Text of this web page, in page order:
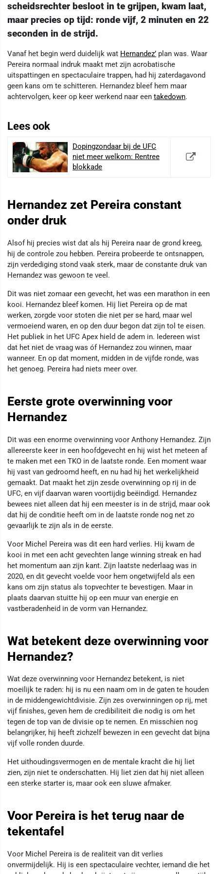
scheidsrechter besloot in te grijpen, kwam laat,
maar precies op tijd: ronde vijf, 2 minuten en 22
seconden in de strijd.
Vanaf het begin werd duidelijk wat Hernandez’ plan was. Waar
Pereira normaal indruk maakt met zijn acrobatische
uitspattingen en spectaculaire trappen, had hij zaterdagavond
geen kans om te schitteren. Hernandez bleef hem maar
achtervolgen, keer op keer werkend naar een takedown.
Lees ook
Dopingzondaar bij de UFC
niet meer welkom: Rentree
blokkade
Hernandez zet Pereira constant
onder druk
Alsof hij precies wist dat als hij Pereira naar de grond kreeg,
hij de controle zou hebben. Pereira probeerde te ontsnappen,
zijn verdediging stond vaak sterk, maar de constante druk van
Hernandez was gewoon te veel.
Dit was niet zomaar een gevecht, het was een marathon in een
kooi. Hernandez bleef komen. Hij liet Pereira op de mat
werken, zorgde voor stoten die niet per se hard, maar wel
vermoeiend waren, en op den duur begon dat zijn tol te eisen.
Het publiek in het UFC Apex hield de adem in. Iedereen wist
dat het niet de vraag was óf Hernandez zou winnen, maar
wanneer. En op dat moment, midden in de vijfde ronde, was
het genoeg. Pereira had niets meer over.
Eerste grote overwinning voor
Hernandez
Dit was een enorme overwinning voor Anthony Hernandez. Zijn
allereerste keer in een hoofdgevecht en hij wist het meteen af
te maken met een TKO in de laatste ronde. Een moment waar
hij vast van gedroomd heeft, en nu had hij het werkelijkheid
gemaakt. Dat maakt het zijn zesde overwinning op rij in de
UFC, en vijf daarvan waren voortijdig beëindigd. Hernandez
bewees niet alleen dat hij een meester is in de strijd, maar ook
dat hij de conditie heeft om in de laatste ronde nog net zo
gevaarlijk te zijn als in de eerste.
Voor Michel Pereira was dit een hard verlies. Hij kwam de
kooi in met een acht gevechten lange winning streak en had
het momentum aan zijn kant. Zijn laatste nederlaag was in
2020, en dit gevecht voelde voor hem ongetwijfeld als een
kans om zijn status als topvechter te bevestigen. Maar in
plaats daarvan stuitte hij op een muur van energie en
vastberadenheid in de vorm van Hernandez.
Wat betekent deze overwinning voor
Hernandez?
Wat deze overwinning voor Hernandez betekent, is niet
moeilijk te raden: hij is nu een naam om in de gaten te houden
in de middengewichtdivisie. Zijn zes overwinningen op rij, met
vijf finishes, geven hem de credibiliteit die nodig is om het
tegen de top van de divisie op te nemen. En misschien nog
belangrijker, hij heeft zichzelf bewezen in een gevecht dat bijna
vijf volle ronden duurde.
Het uithoudingsvermogen en de mentale kracht die hij liet
zien, zijn niet te onderschatten. Hij liet zien dat hij niet alleen
een sterke starter is, maar ook een sluwe afmaker.
Voor Pereira is het terug naar de
tekentafel
Voor Michel Pereira is de realiteit van dit verlies
onvermijdelijk. Hij is een spectaculaire vechter, iemand die het